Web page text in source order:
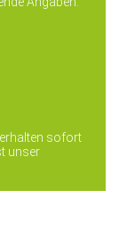
sofort
unser